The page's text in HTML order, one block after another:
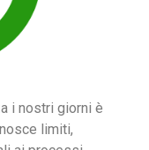
i nostri giorni è
limiti,